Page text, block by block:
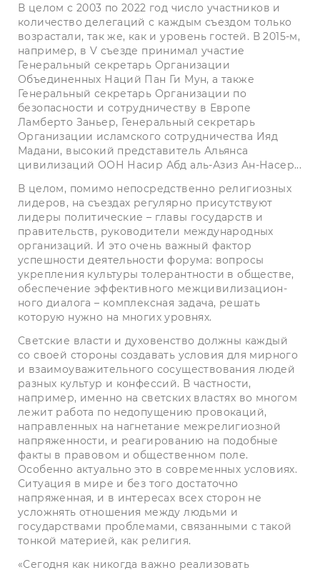
В целом с 2003 по 2022 год чис­ло участников и
количество делегаций с каждым съездом только
возрастали, так же, как и уровень гостей. В 2015-м,
например, в V съезде принимал участие
Генеральный секретарь Организации
Объединенных Наций Пан Ги Мун, а также
Генеральный секретарь Организации по
безопасности и сотрудничеству в Европе
Ламберто Заньер, Генеральный секретарь
Организации исламского сотрудничества Ияд
Мадани, высокий представитель Альянса
цивилизаций ООН Насир Абд аль-Азиз Ан-Насер...
В целом, помимо непосредственно религиозных
лидеров, на съездах регулярно присутствуют
лидеры политические – главы государств и
правительств, руководители международных
организаций. И это очень важный фактор
успешности деятельности форума: вопросы
укрепления культуры толерантности в обществе,
обеспечение эффективного межцивилизацион­
ного диалога – комплексная задача, решать
которую нужно на многих уровнях.
Светские власти и духовенство должны каждый
со своей стороны создавать условия для мирного
и взаимоуважительного сосуществования людей
разных культур и конфессий. В частности,
например, именно на светских властях во многом
лежит работа по недопущению провокаций,
направленных на нагнетание межрелигиозной
напряженности, и реагированию на подобные
факты в правовом и общественном поле.
Особенно актуально это в современных условиях.
Ситуация в мире и без того достаточно
напряженная, и в интересах всех сторон не
усложнять отношения между людьми и
государствами проб­лемами, связанными с такой
тонкой материей, как религия.
«Сегодня как никогда важно реализовать